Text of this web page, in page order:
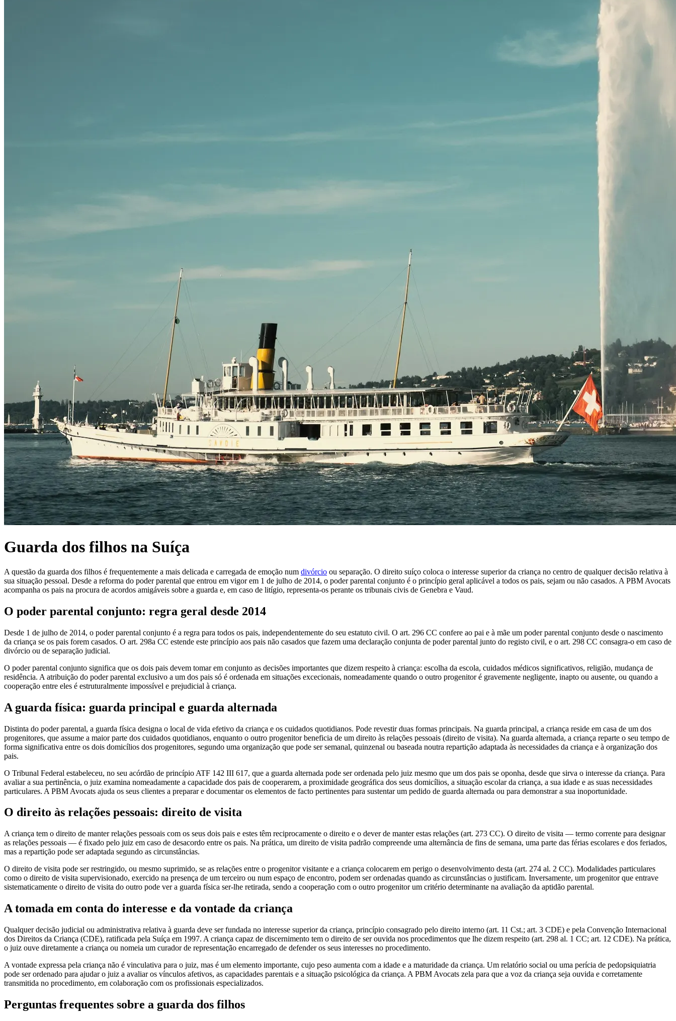
Guarda dos filhos na Suíça
A questão da guarda dos filhos é frequentemente a mais delicada e carregada de emoção num divórcio ou separação. O direito suíço coloca o interesse superior da criança no centro de qualquer decisão relativa à
sua situação pessoal. Desde a reforma do poder parental que entrou em vigor em 1 de julho de 2014, o poder parental conjunto é o princípio geral aplicável a todos os pais, sejam ou não casados. A PBM Avocats
acompanha os pais na procura de acordos amigáveis sobre a guarda e, em caso de litígio, representa-os perante os tribunais civis de Genebra e Vaud.
O poder parental conjunto: regra geral desde 2014
Desde 1 de julho de 2014, o poder parental conjunto é a regra para todos os pais, independentemente do seu estatuto civil. O art. 296 CC confere ao pai e à mãe um poder parental conjunto desde o nascimento
da criança se os pais forem casados. O art. 298a CC estende este princípio aos pais não casados que fazem uma declaração conjunta de poder parental junto do registo civil, e o art. 298 CC consagra-o em caso de
divórcio ou de separação judicial.
O poder parental conjunto significa que os dois pais devem tomar em conjunto as decisões importantes que dizem respeito à criança: escolha da escola, cuidados médicos significativos, religião, mudança de
residência. A atribuição do poder parental exclusivo a um dos pais só é ordenada em situações excecionais, nomeadamente quando o outro progenitor é gravemente negligente, inapto ou ausente, ou quando a
cooperação entre eles é estruturalmente impossível e prejudicial à criança.
A guarda física: guarda principal e guarda alternada
Distinta do poder parental, a guarda física designa o local de vida efetivo da criança e os cuidados quotidianos. Pode revestir duas formas principais. Na guarda principal, a criança reside em casa de um dos
progenitores, que assume a maior parte dos cuidados quotidianos, enquanto o outro progenitor beneficia de um direito às relações pessoais (direito de visita). Na guarda alternada, a criança reparte o seu tempo de
forma significativa entre os dois domicílios dos progenitores, segundo uma organização que pode ser semanal, quinzenal ou baseada noutra repartição adaptada às necessidades da criança e à organização dos
pais.
O Tribunal Federal estabeleceu, no seu acórdão de princípio ATF 142 III 617, que a guarda alternada pode ser ordenada pelo juiz mesmo que um dos pais se oponha, desde que sirva o interesse da criança. Para
avaliar a sua pertinência, o juiz examina nomeadamente a capacidade dos pais de cooperarem, a proximidade geográfica dos seus domicílios, a situação escolar da criança, a sua idade e as suas necessidades
particulares. A PBM Avocats ajuda os seus clientes a preparar e documentar os elementos de facto pertinentes para sustentar um pedido de guarda alternada ou para demonstrar a sua inoportunidade.
O direito às relações pessoais: direito de visita
A criança tem o direito de manter relações pessoais com os seus dois pais e estes têm reciprocamente o direito e o dever de manter estas relações (art. 273 CC). O direito de visita — termo corrente para designar
as relações pessoais — é fixado pelo juiz em caso de desacordo entre os pais. Na prática, um direito de visita padrão compreende uma alternância de fins de semana, uma parte das férias escolares e dos feriados,
mas a repartição pode ser adaptada segundo as circunstâncias.
O direito de visita pode ser restringido, ou mesmo suprimido, se as relações entre o progenitor visitante e a criança colocarem em perigo o desenvolvimento desta (art. 274 al. 2 CC). Modalidades particulares
como o direito de visita supervisionado, exercido na presença de um terceiro ou num espaço de encontro, podem ser ordenadas quando as circunstâncias o justificam. Inversamente, um progenitor que entrave
sistematicamente o direito de visita do outro pode ver a guarda física ser-lhe retirada, sendo a cooperação com o outro progenitor um critério determinante na avaliação da aptidão parental.
A tomada em conta do interesse e da vontade da criança
Qualquer decisão judicial ou administrativa relativa à guarda deve ser fundada no interesse superior da criança, princípio consagrado pelo direito interno (art. 11 Cst.; art. 3 CDE) e pela Convenção Internacional
dos Direitos da Criança (CDE), ratificada pela Suíça em 1997. A criança capaz de discernimento tem o direito de ser ouvida nos procedimentos que lhe dizem respeito (art. 298 al. 1 CC; art. 12 CDE). Na prática,
o juiz ouve diretamente a criança ou nomeia um curador de representação encarregado de defender os seus interesses no procedimento.
A vontade expressa pela criança não é vinculativa para o juiz, mas é um elemento importante, cujo peso aumenta com a idade e a maturidade da criança. Um relatório social ou uma perícia de pedopsiquiatria
pode ser ordenado para ajudar o juiz a avaliar os vínculos afetivos, as capacidades parentais e a situação psicológica da criança. A PBM Avocats zela para que a voz da criança seja ouvida e corretamente
transmitida no procedimento, em colaboração com os profissionais especializados.
Perguntas frequentes sobre a guarda dos filhos